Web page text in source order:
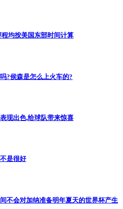
均按美国东部时间计算
?侯森是怎么上火车的?
现出色,给球队带来惊喜
是很好
不会对加纳准备明年夏天的世界杯产生